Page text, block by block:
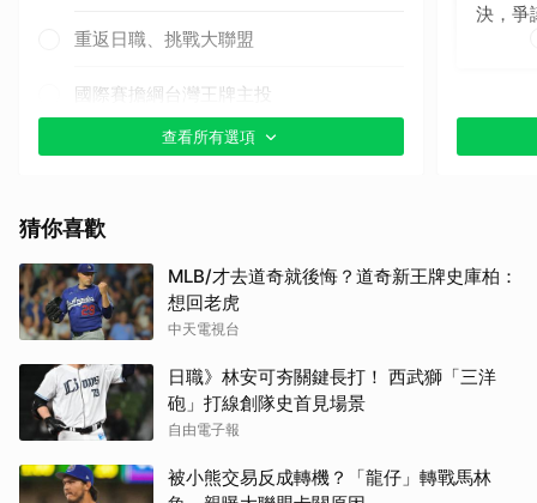
重返日職、挑戰大聯盟
國際賽擔綱台灣王牌主投
其他（歡迎貼文分享）
查看所有選項
決，爭
猜你喜歡
MLB/才去道奇就後悔？道奇新王牌史庫柏：
想回老虎
中天電視台
日職》林安可夯關鍵長打！ 西武獅「三洋
砲」打線創隊史首見場景
自由電子報
被小熊交易反成轉機？「龍仔」轉戰馬林